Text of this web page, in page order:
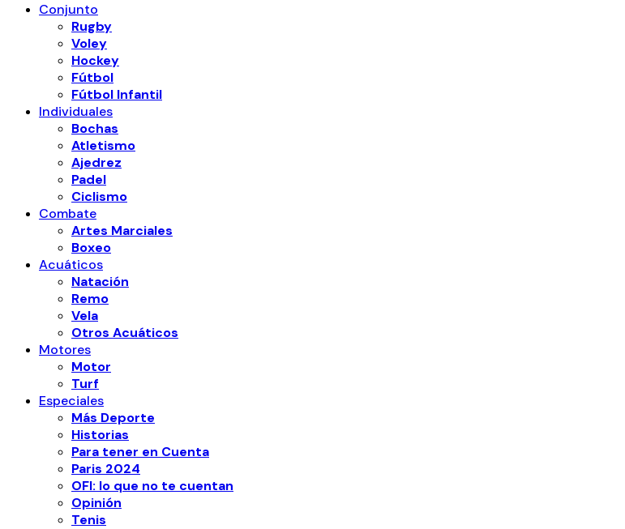
Conjunto
Rugby
Voley
Hockey
Fútbol
Fútbol Infantil
Individuales
Bochas
Atletismo
Ajedrez
Padel
Ciclismo
Combate
Artes Marciales
Boxeo
Acuáticos
Natación
Remo
Vela
Otros Acuáticos
Motores
Motor
Turf
Especiales
Más Deporte
Historias
Para tener en Cuenta
Paris 2024
OFI: lo que no te cuentan
Opinión
Tenis